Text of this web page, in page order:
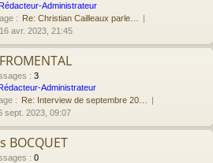
Administrateur
: Re: Christian Cailleaux parle…
, 16 avr. 2023, 21:45
: 3
Administrateur
: Re: Interview de septembre 20…
sept. 2023, 09:07
BOCQUET
: 0